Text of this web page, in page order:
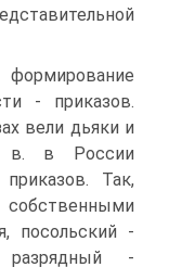
- приказов.
вели дьяки и
в. в России
Так,
посольский -
разрядный -